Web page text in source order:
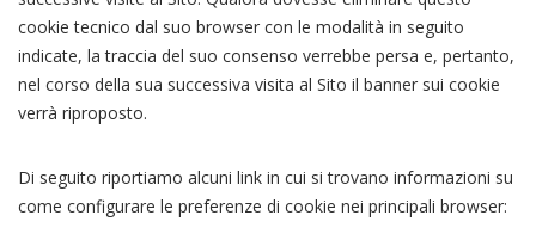
cookie tecnico dal suo browser con le modalità in seguito
indicate, la traccia del suo consenso verrebbe persa e, pertanto,
nel corso della sua successiva visita al Sito il banner sui cookie
verrà riproposto.
Di seguito riportiamo alcuni link in cui si trovano informazioni su
come configurare le preferenze di cookie nei principali browser: